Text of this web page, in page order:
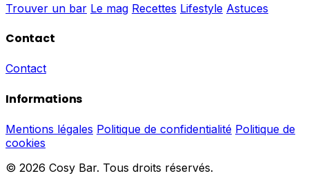
Trouver un bar Le mag Recettes Lifestyle Astuces
Contact
Contact
Informations
Mentions légales Politique de confidentialité Politique de
cookies
© 2026 Cosy Bar. Tous droits réservés.